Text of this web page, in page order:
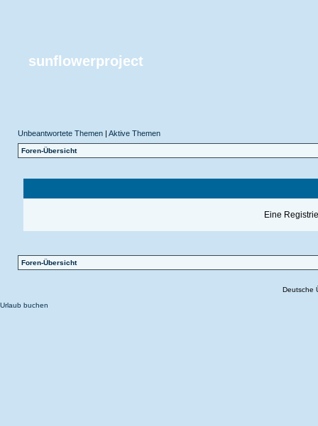
sunflowerproject
Unbeantwortete Themen| Aktive Themen
Foren-Übersicht
Eine
Foren-Übersicht
Deutsche
Urlaub buchen